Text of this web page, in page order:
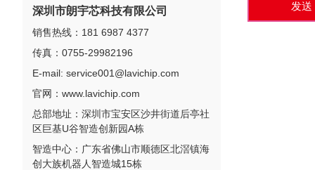
深圳市朗宇芯科技有限公司
销售热线： 181 6987 4377
传真：0755-29982196
E-mail: service001@lavichip.com
官网：www.lavichip.com
总部地址：深圳市宝安区沙井街道后亭社
区巨基U谷智造创新园A栋
智造中心：广东省佛山市顺德区北滘镇海
创大族机器人智造城15栋
发送